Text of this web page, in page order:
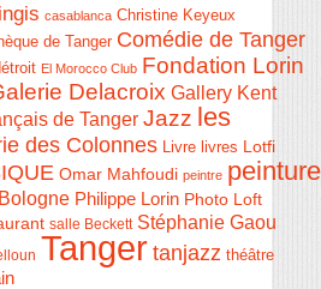
casablanca Christine Keyeux
de Tanger Comédie de Tanger
El Morocco Club Fondation Lorin
Delacroix Gallery Kent
de Tanger Jazz les
des Colonnes Livre livres
Lotfi
Omar Mahfoudi peintre peinture
Philippe Lorin Photo Loft
salle Beckett Stéphanie Gaou
Tanger tanjazz théâtre